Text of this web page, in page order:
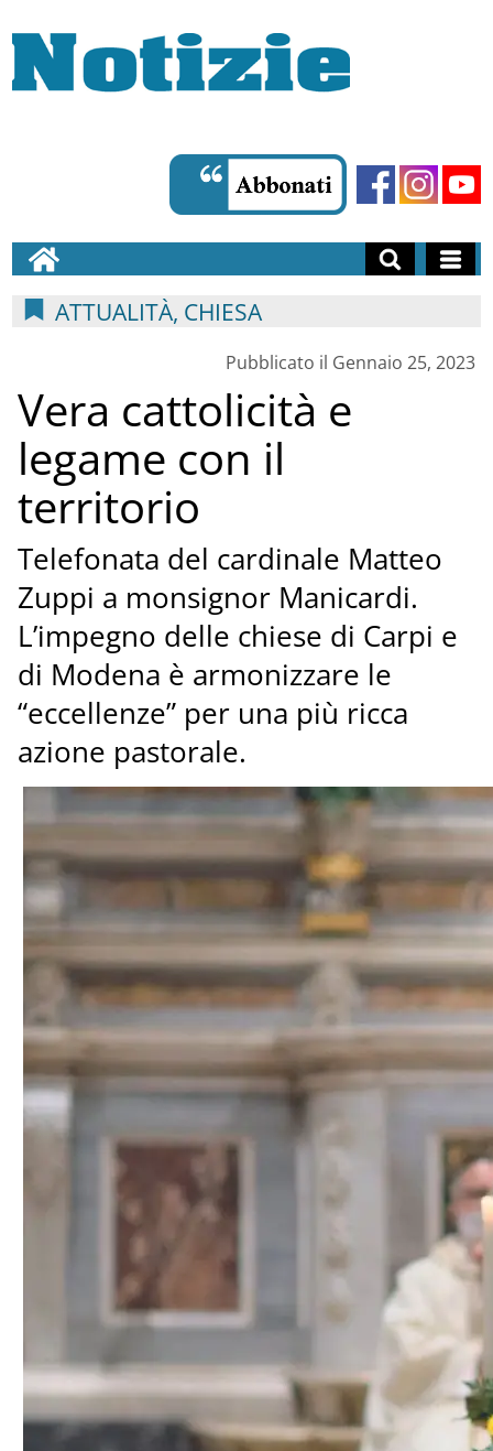
ATTUALITÀ, CHIESA
Pubblicato il Gennaio 25, 2023
Vera cattolicità e
legame con il
territorio
Telefonata del cardinale Matteo
Zuppi a monsignor Manicardi.
L’impegno delle chiese di Carpi e
di Modena è armonizzare le
“eccellenze” per una più ricca
azione pastorale.